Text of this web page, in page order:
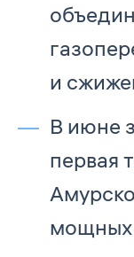
и
В июне
первая
мощных